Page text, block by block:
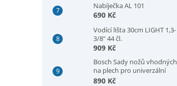
Nabíječka AL 101
690 Kč
Vodící lišta 30cm LIGHT 1,3-
3/8" 44 čl.
909 Kč
Bosch Sady nožů vhodných
na plech pro univerzální
nůžky GSC 2.8, plech, 5 kusů
890 Kč